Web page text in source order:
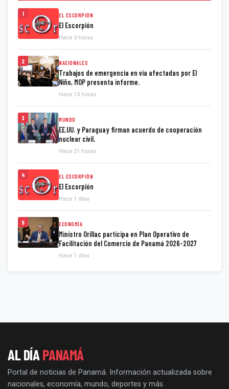
1 EL ESCORPIÓN
El Escorpión
Hace 3 horas
2 NACIONALES
Trabajos de emergencia en via afectadas por El
Niño, MOP presenta informe.
Hace 13 horas
3 MUNDO
EE.UU. y Paraguay firman acuerdo de cooperación
nuclear civil.
Hace 21 horas
4 EL ESCORPIÓN
El Escorpión
Hace 1 días
5 ECONOMÍA
Ministro Orillac participa en Plan Operativo de
Facilitación del Comercio de Panamá 2026-2027
Hace 1 días
AL DÍAPANAMÁ
Portal de noticias de Panamá. Información actualizada sobre
nacionales, economía, mundo, deportes y más.